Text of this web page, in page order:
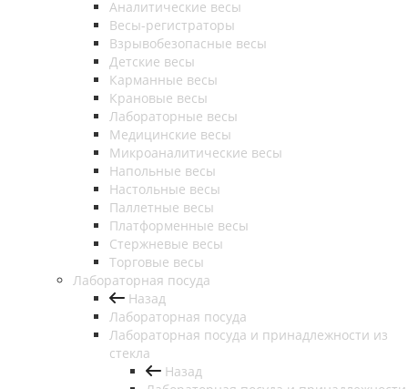
Аналитические весы
Весы-регистраторы
Взрывобезопасные весы
Детские весы
Карманные весы
Крановые весы
Лабораторные весы
Медицинские весы
Микроаналитические весы
Напольные весы
Настольные весы
Паллетные весы
Платформенные весы
Стержневые весы
Торговые весы
Лабораторная посуда
Назад
Лабораторная посуда
Лабораторная посуда и принадлежности из
стекла
Назад